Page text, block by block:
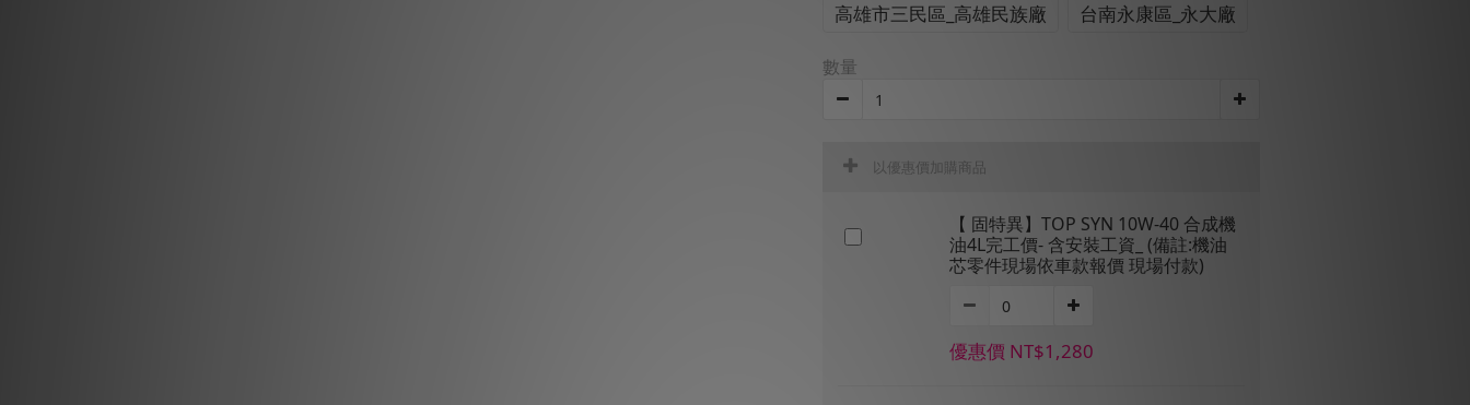
高雄市三民區_高雄民族廠
台南永康區_永大廠
數量
以優惠價加購商品
【 固特異】TOP SYN 10W-40 合成機
油4L完工價- 含安裝工資_ (備註:機油
芯零件現場依車款報價 現場付款)
優惠價 NT$1,280